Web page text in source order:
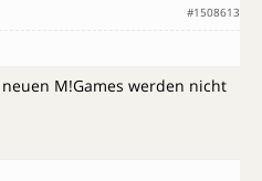
#1508613
M!Games werden nicht